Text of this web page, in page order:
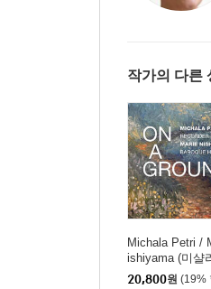
7 III. Allegro Assai
10 III. Allegro
Friedrich II
12 II. Allegro
13 III. Moderato
14 IV. Presto
Krahmer:
17 Variation III
18 Variation IV
작가의 다른
Michala Petri /
ishiyama (미샬
리 / 니시야마 마
20,800원 (19%